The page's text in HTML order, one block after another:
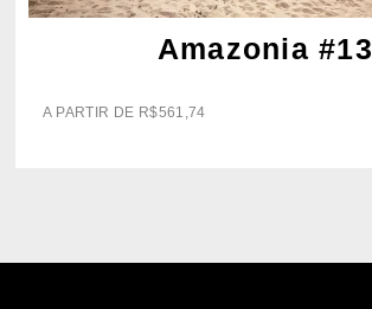
Amazonia #13
A PARTIR DE R$561,74